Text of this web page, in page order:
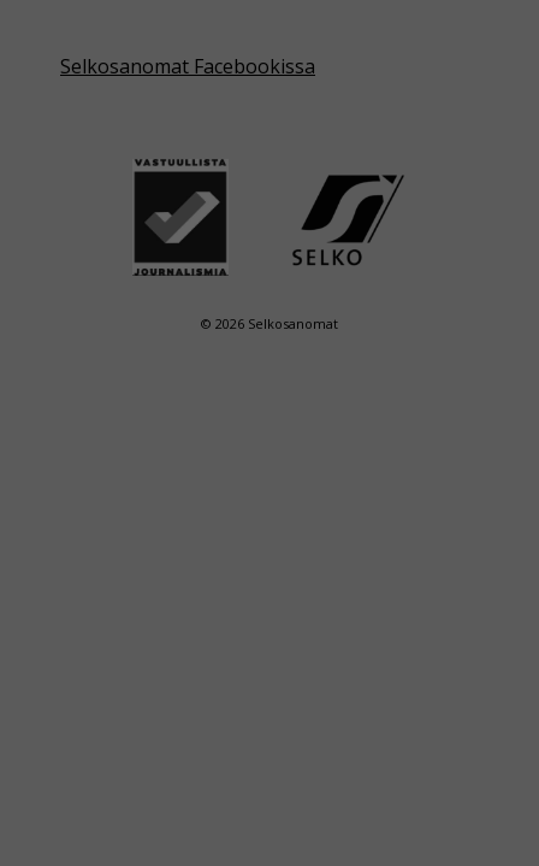
Selkosanomat Facebookissa
© 2026 Selkosanomat